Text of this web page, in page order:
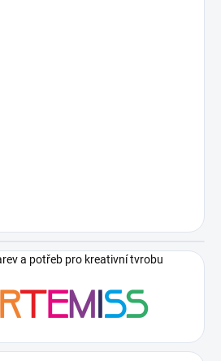
a potřeb pro kreativní tvrobu